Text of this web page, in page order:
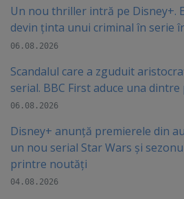
Un nou thriller intră pe Disney+.
devin ținta unui criminal în serie
06.08.2026
Scandalul care a zguduit
serial. BBC First aduce una
06.08.2026
Disney+ anunță premierele din
un nou serial Star Wars și
printre noutăți
04.08.2026